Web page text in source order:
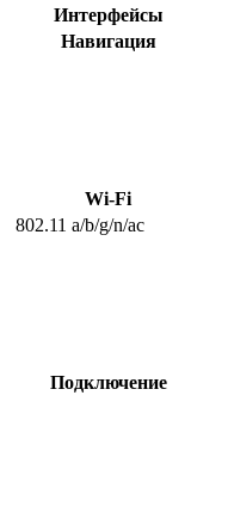
Интерфейсы
Навигация
Wi-Fi
802.11 a/b/g/n/ac
Подключение